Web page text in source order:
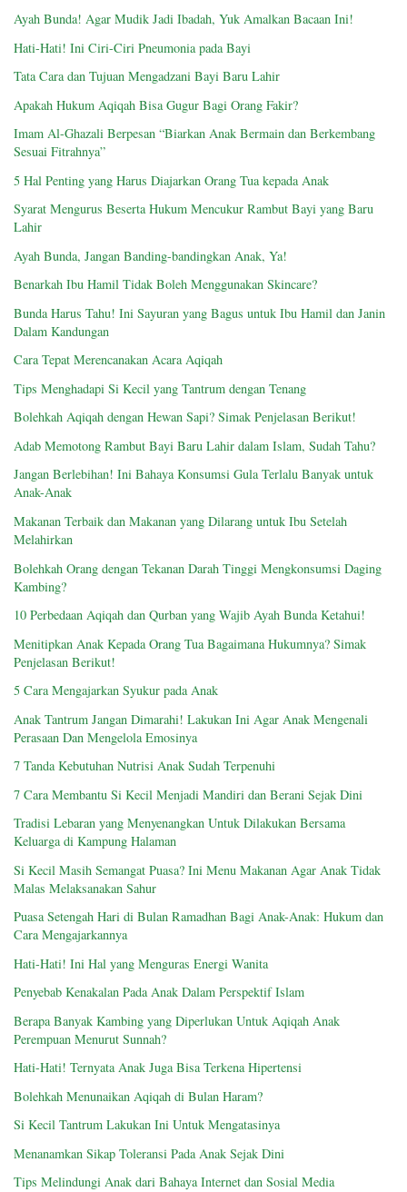
Ayah Bunda! Agar Mudik Jadi Ibadah, Yuk Amalkan Bacaan Ini!
Hati-Hati! Ini Ciri-Ciri Pneumonia pada Bayi
Tata Cara dan Tujuan Mengadzani Bayi Baru Lahir
Apakah Hukum Aqiqah Bisa Gugur Bagi Orang Fakir?
Imam Al-Ghazali Berpesan “Biarkan Anak Bermain dan Berkembang
Sesuai Fitrahnya”
5 Hal Penting yang Harus Diajarkan Orang Tua kepada Anak
Syarat Mengurus Beserta Hukum Mencukur Rambut Bayi yang Baru
Lahir
Ayah Bunda, Jangan Banding-bandingkan Anak, Ya!
Benarkah Ibu Hamil Tidak Boleh Menggunakan Skincare?
Bunda Harus Tahu! Ini Sayuran yang Bagus untuk Ibu Hamil dan Janin
Dalam Kandungan
Cara Tepat Merencanakan Acara Aqiqah
Tips Menghadapi Si Kecil yang Tantrum dengan Tenang
Bolehkah Aqiqah dengan Hewan Sapi? Simak Penjelasan Berikut!
Adab Memotong Rambut Bayi Baru Lahir dalam Islam, Sudah Tahu?
Jangan Berlebihan! Ini Bahaya Konsumsi Gula Terlalu Banyak untuk
Anak-Anak
Makanan Terbaik dan Makanan yang Dilarang untuk Ibu Setelah
Melahirkan
Bolehkah Orang dengan Tekanan Darah Tinggi Mengkonsumsi Daging
Kambing?
10 Perbedaan Aqiqah dan Qurban yang Wajib Ayah Bunda Ketahui!
Menitipkan Anak Kepada Orang Tua Bagaimana Hukumnya? Simak
Penjelasan Berikut!
5 Cara Mengajarkan Syukur pada Anak
Anak Tantrum Jangan Dimarahi! Lakukan Ini Agar Anak Mengenali
Perasaan Dan Mengelola Emosinya
7 Tanda Kebutuhan Nutrisi Anak Sudah Terpenuhi
7 Cara Membantu Si Kecil Menjadi Mandiri dan Berani Sejak Dini
Tradisi Lebaran yang Menyenangkan Untuk Dilakukan Bersama
Keluarga di Kampung Halaman
Si Kecil Masih Semangat Puasa? Ini Menu Makanan Agar Anak Tidak
Malas Melaksanakan Sahur
Puasa Setengah Hari di Bulan Ramadhan Bagi Anak-Anak: Hukum dan
Cara Mengajarkannya
Hati-Hati! Ini Hal yang Menguras Energi Wanita
Penyebab Kenakalan Pada Anak Dalam Perspektif Islam
Berapa Banyak Kambing yang Diperlukan Untuk Aqiqah Anak
Perempuan Menurut Sunnah?
Hati-Hati! Ternyata Anak Juga Bisa Terkena Hipertensi
Bolehkah Menunaikan Aqiqah di Bulan Haram?
Si Kecil Tantrum Lakukan Ini Untuk Mengatasinya
Menanamkan Sikap Toleransi Pada Anak Sejak Dini
Tips Melindungi Anak dari Bahaya Internet dan Sosial Media